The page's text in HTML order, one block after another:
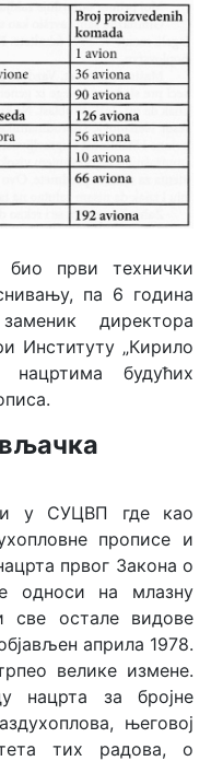
први технички
па 6 година
директора
Институту „Кирило
будућих
у СУЦВП где као
прописе и
првог Закона о
односи на млазну
све остале видове
априла 1978.
велике измене.
нацрта за бројне
његовој
тих радова, о